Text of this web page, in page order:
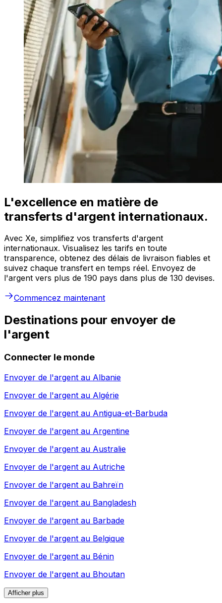
L'excellence en matière de
transferts d'argent internationaux.
Avec Xe, simplifiez vos transferts d'argent
internationaux. Visualisez les tarifs en toute
transparence, obtenez des délais de livraison fiables et
suivez chaque transfert en temps réel. Envoyez de
l'argent vers plus de 190 pays dans plus de 130 devises.
Commencez maintenant
Destinations pour envoyer de
l'argent
Connecter le monde
Envoyer de l'argent au Albanie
Envoyer de l'argent au Algérie
Envoyer de l'argent au Antigua-et-Barbuda
Envoyer de l'argent au Argentine
Envoyer de l'argent au Australie
Envoyer de l'argent au Autriche
Envoyer de l'argent au Bahreïn
Envoyer de l'argent au Bangladesh
Envoyer de l'argent au Barbade
Envoyer de l'argent au Belgique
Envoyer de l'argent au Bénin
Envoyer de l'argent au Bhoutan
Afficher plus